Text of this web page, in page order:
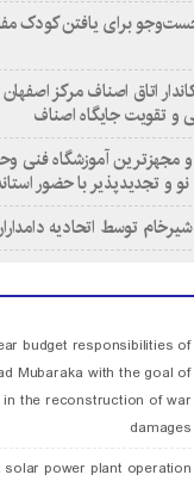
برای یافتن کودک
اتاق اصناف مرکز اصفهان
تقویت جایگاه اصناف
مجهزترین آموزشگاه فنی
تجدیدپذیر با حضور
توسط اتحادیه
budget responsibilities of
Mubaraka with the goal of
the reconstruction of war
damages
power plant operation